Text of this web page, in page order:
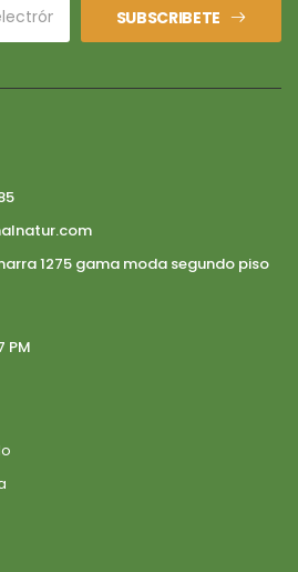
SUBSCRIBETE
1275 gama moda segundo piso
PM